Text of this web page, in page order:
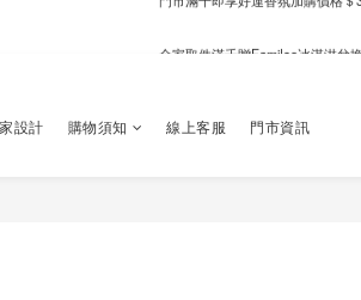
設計 購物須知 線上客服 門市資訊